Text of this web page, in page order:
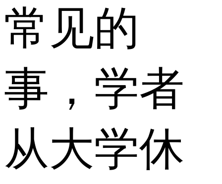
常见的
事，学者
从大学休